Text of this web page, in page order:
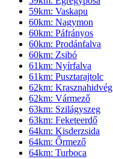
59km: Vaskapu
60km: Nagymon
60km: Páfrányos
60km: Prodánfalva
60km: Zsibó
61km: Nyírfalva
61km: Pusztarajtolc
62km: Krasznahidvég
62km: Vármező
63km: Szilágyszeg
63km: Feketeerdő
64km: Kisderzsida
64km: Őrmező
64km: Turboca